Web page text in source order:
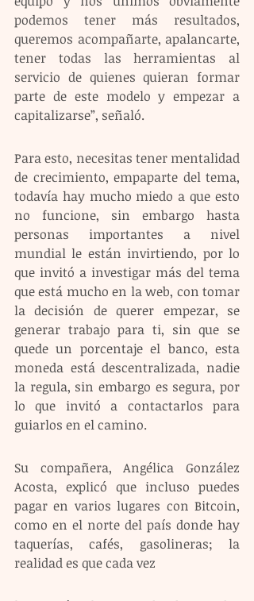
podemos tener más resultados,
queremos acompañarte, apalancarte,
tener todas las herramientas al
servicio de quienes quieran formar
parte de este modelo y empezar a
capitalizarse”, señaló.
Para esto, necesitas tener mentalidad
de crecimiento, empaparte del tema,
todavía hay mucho miedo a que esto
no funcione, sin embargo hasta
personas importantes a nivel
mundial le están invirtiendo, por lo
que invitó a investigar más del tema
que está mucho en la web, con tomar
la decisión de querer empezar, se
generar trabajo para ti, sin que se
quede un porcentaje el banco, esta
moneda está descentralizada, nadie
la regula, sin embargo es segura, por
lo que invitó a contactarlos para
guiarlos en el camino.
Su compañera, Angélica González
Acosta, explicó que incluso puedes
pagar en varios lugares con Bitcoin,
como en el norte del país donde hay
taquerías, cafés, gasolineras; la
realidad es que cada vez